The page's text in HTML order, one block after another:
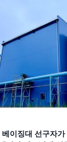
이징대 선구자가